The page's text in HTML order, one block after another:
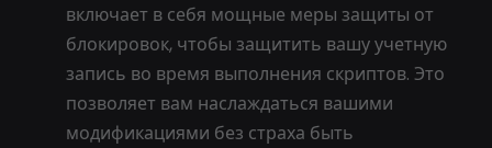
включает в себя мощные меры защиты от
блокировок, чтобы защитить вашу учетную
запись во время выполнения скриптов. Это
позволяет вам наслаждаться вашими
модификациями без страха быть